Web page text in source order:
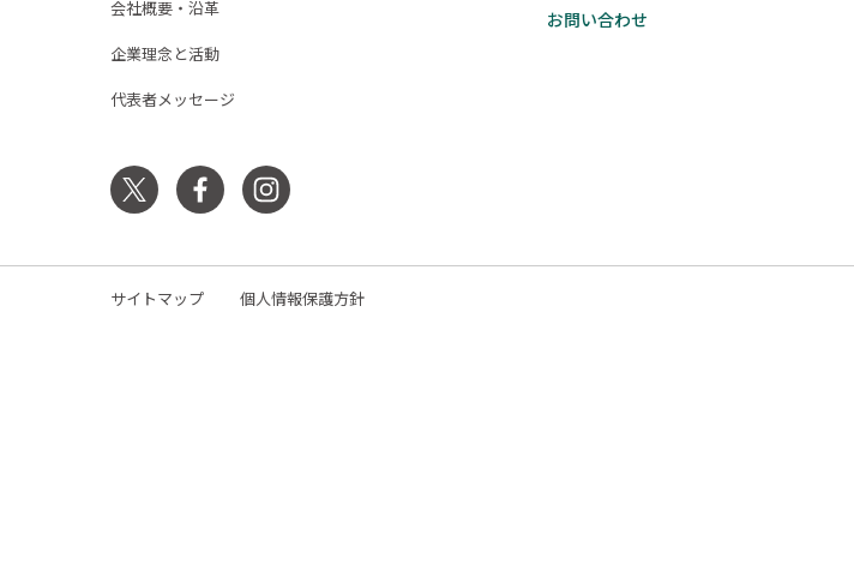
会社概要・沿革
企業理念と活動
代表者メッセージ
お問い合わせ
サイトマップ 個人情報保護方針